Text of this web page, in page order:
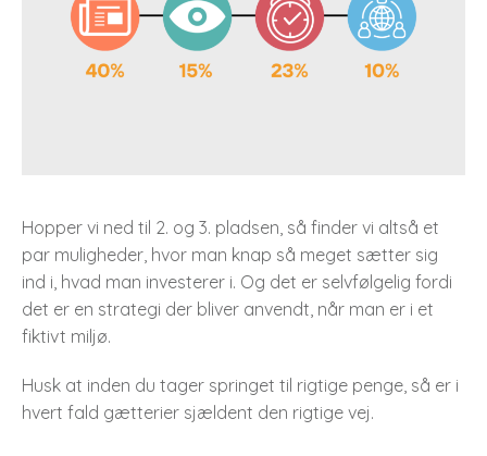
Hopper vi ned til 2. og 3. pladsen, så finder vi altså et
par muligheder, hvor man knap så meget sætter sig
ind i, hvad man investerer i. Og det er selvfølgelig fordi
det er en strategi der bliver anvendt, når man er i et
fiktivt miljø.
Husk at inden du tager springet til rigtige penge, så er i
hvert fald gætterier sjældent den rigtige vej.